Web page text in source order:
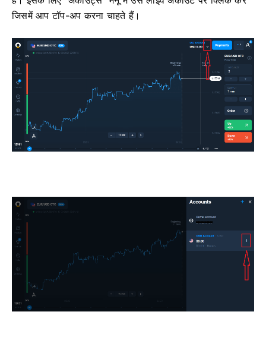
जिसमें आप टॉप-अप करना चाहते हैं।